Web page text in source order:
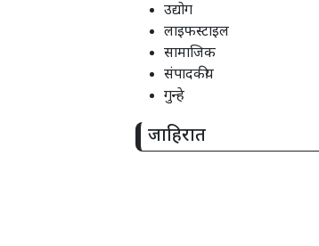
उद्योग
लाइफस्टाइल
सामाजिक
संपादकीय
गुन्हे
जाहिरात